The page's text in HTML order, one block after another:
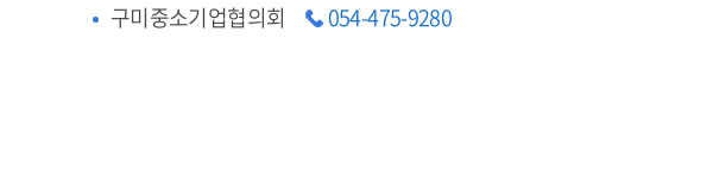
구미중소기업협의회 054-475-9280